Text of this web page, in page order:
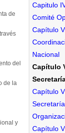
Capitulo
Comité
Capítulo
Nacional
Capítulo
Capítulo
Capítulo
de
del
de la
y